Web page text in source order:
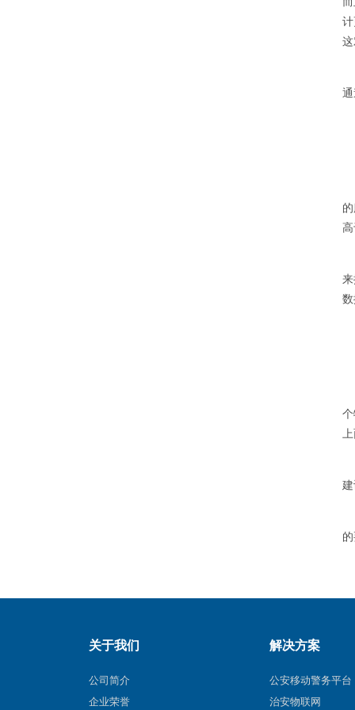
数
关于我们
公司简介
企业荣誉
解决方案
公安移动警务平台
治安物联网